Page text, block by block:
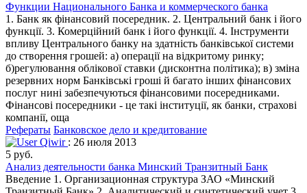
Функции Национального Банка и коммерческого банка
1. Банк як фінансовий посередник. 2. Центральний банк і його
функції. 3. Комерційний банк і його функції. 4. Інструменти
впливу Центрального банку на здатність банківської системи
до створення грошей: а) операції на відкритому ринку;
б)регулювання облікової ставки (дисконтна політика); в) зміна
резервних норм Банківські гроші й багато інших фінансових
послуг нині забезпечуються фінансовими посередниками.
Фінансові посередники - це такі інституції, як банки, страхові
компанії, оща
Рефераты Банковское дело и кредитование
Qiwir : 26 июля 2013
5 руб.
Анализ деятельности банка Минский Транзитный Банк
Введение 1. Организационная структура ЗАО «Минский